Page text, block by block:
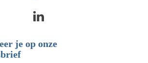
je op onze